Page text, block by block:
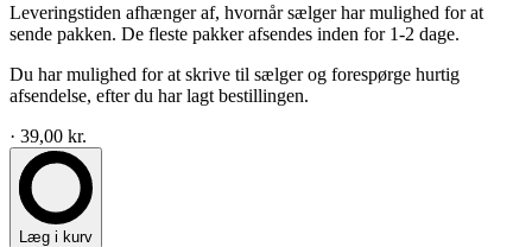
Leveringstiden afhænger af, hvornår sælger har mulighed for at
sende pakken. De fleste pakker afsendes inden for 1-2 dage.
Du har mulighed for at skrive til sælger og forespørge hurtig
afsendelse, efter du har lagt bestillingen.
· 39,00 kr.
Læg i kurv